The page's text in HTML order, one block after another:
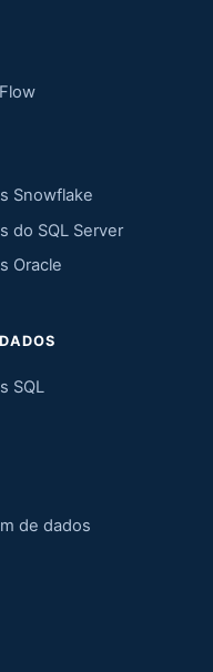
Snowflake
do SQL Server
Oracle
SQL
de dados